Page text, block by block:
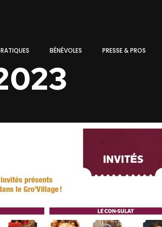
BÉNÉVOLES PRESSE & PROS